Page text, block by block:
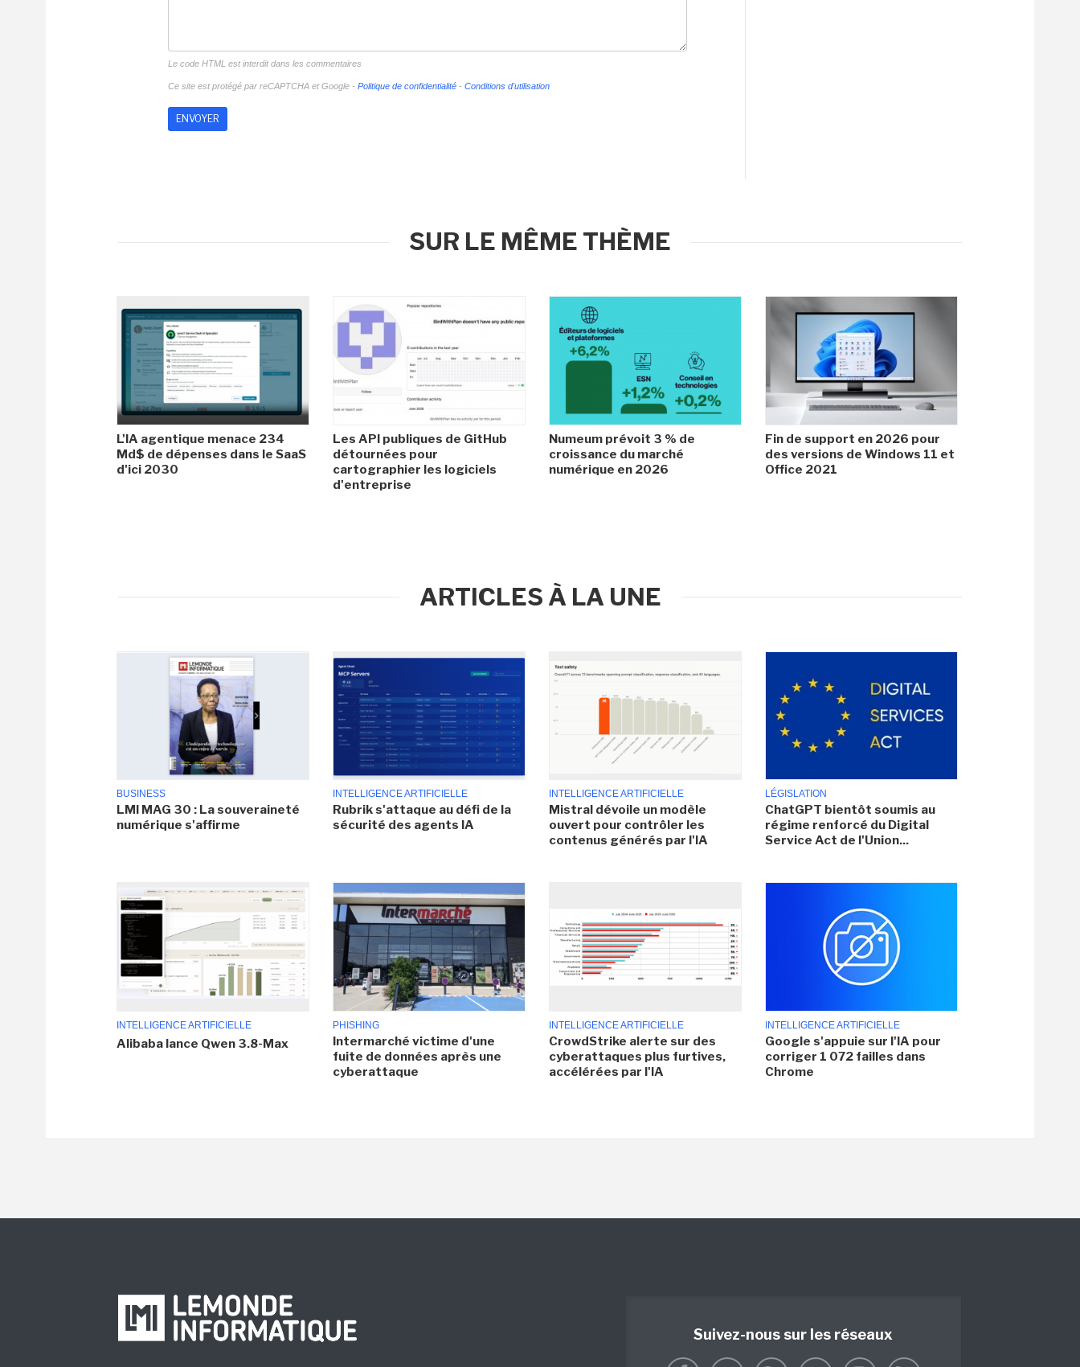
Le code HTML est interdit dans les commentaires
Ce site est protégé par reCAPTCHA et Google - Politique de confidentialité - Conditions d'utilisation
SUR LE MÊME THÈME
L'IA agentique menace 234
Md$ de dépenses dans le SaaS
d'ici 2030
Les API publiques de GitHub
détournées pour
cartographier les logiciels
d'entreprise
Numeum prévoit 3 % de
croissance du marché
numérique en 2026
Fin de support en 2026 pour
des versions de Windows 11 et
Office 2021
ARTICLES À LA UNE
BUSINESS
LMI MAG 30 : La souveraineté
numérique s'affirme
INTELLIGENCE ARTIFICIELLE
Rubrik s'attaque au défi de la
sécurité des agents IA
INTELLIGENCE ARTIFICIELLE
Mistral dévoile un modèle
ouvert pour contrôler les
contenus générés par l'IA
LÉGISLATION
ChatGPT bientôt soumis au
régime renforcé du Digital
Service Act de l'Union...
INTELLIGENCE ARTIFICIELLE
Alibaba lance Qwen 3.8-Max
PHISHING
Intermarché victime d'une
fuite de données après une
cyberattaque
INTELLIGENCE ARTIFICIELLE
CrowdStrike alerte sur des
cyberattaques plus furtives,
accélérées par l'IA
INTELLIGENCE ARTIFICIELLE
Google s'appuie sur l'IA pour
corriger 1 072 failles dans
Chrome
Suivez-nous sur les réseaux